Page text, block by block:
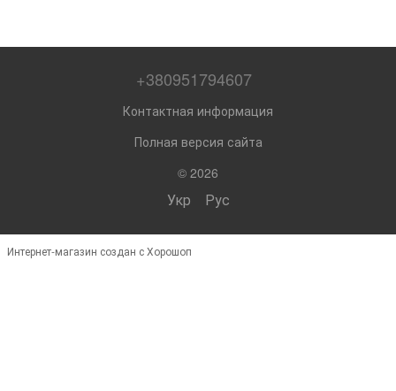
+380951794607
Контактная информация
Полная версия сайта
© 2026
Укр Рус
Интернет-магазин создан с Хорошоп